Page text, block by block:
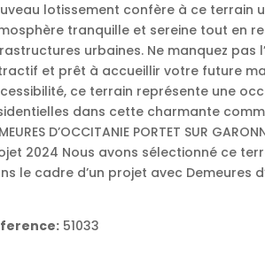
lotissement confère à ce terrain
tranquille et sereine tout en
urbaines. Ne manquez
et prêt à accueillir votre future
ce terrain représente une
dans cette charmante
D’OCCITANIE PORTET SUR
2024 Nous avons sélectionné ce
le cadre d’un projet avec Demeures
51033